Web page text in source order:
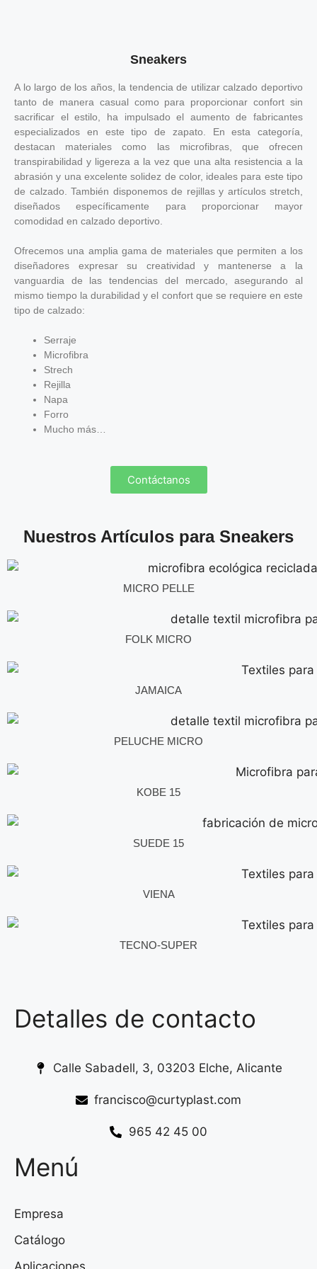
Sneakers
A lo largo de los años, la tendencia de utilizar calzado deportivo
tanto de manera casual como para proporcionar confort sin
sacrificar el estilo, ha impulsado el aumento de fabricantes
especializados en este tipo de zapato. En esta categoría,
destacan materiales como las microfibras, que ofrecen
transpirabilidad y ligereza a la vez que una alta resistencia a la
abrasión y una excelente solidez de color, ideales para este tipo
de calzado. También disponemos de rejillas y artículos stretch,
diseñados específicamente para proporcionar mayor
comodidad en calzado deportivo.
Ofrecemos una amplia gama de materiales que permiten a los
diseñadores expresar su creatividad y mantenerse a la
vanguardia de las tendencias del mercado, asegurando al
mismo tiempo la durabilidad y el confort que se requiere en este
tipo de calzado:
Serraje
Microfibra
Strech
Rejilla
Napa
Forro
Mucho más…
Contáctanos
Nuestros Artículos para Sneakers
MICRO PELLE
FOLK MICRO
JAMAICA
PELUCHE MICRO
KOBE 15
SUEDE 15
VIENA
TECNO-SUPER
Detalles de contacto
Calle Sabadell, 3, 03203 Elche, Alicante
francisco@curtyplast.com
965 42 45 00
Menú
Empresa
Catálogo
Aplicaciones